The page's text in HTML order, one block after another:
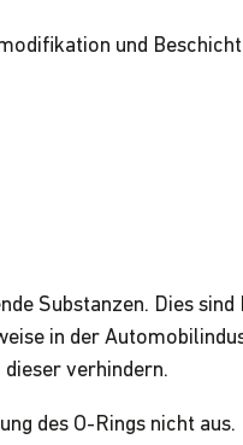
und
Substanzen. Dies
in der
dieser verhindern.
des O-Rings nicht